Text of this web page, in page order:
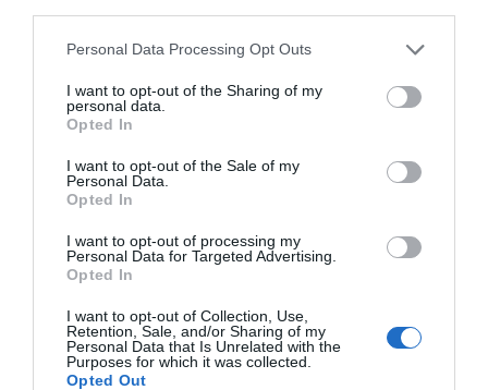
Personal Data Processing Opt Outs
I want to opt-out of the Sharing of my
personal data.
Opted In
I want to opt-out of the Sale of my
Personal Data.
Opted In
I want to opt-out of processing my
Personal Data for Targeted Advertising.
Opted In
I want to opt-out of Collection, Use,
Retention, Sale, and/or Sharing of my
Personal Data that Is Unrelated with the
Purposes for which it was collected.
Opted Out
15/02/2018
una gran variedad de productos y el
desconocimiento de las diferencias entra
saben cuál es el producto más efectivo para
su problema y necesidad.
Lo más leído
Nueva edición de Kardia Select para titulares de
farmacia: claves para decidir con criterio
La farmacia, un apoyo esencial en el cuidado infantil